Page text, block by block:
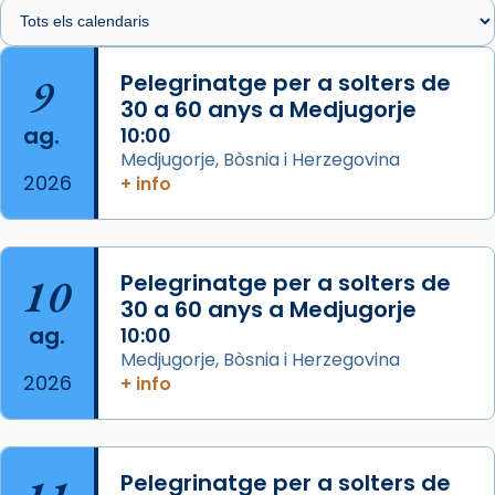
🔗
📸 J. Merino
Photo
View on Facebook ·
de Barcelona.
Aquest dilluns, 27 de juliol, ha tingut lloc la
missa d’acció de gràcies en agraïment al
comitè organitzador de la visita apostòlica
del Sant Pare Lleó XIV a Barcelona, i als
col·laboradors, a la Catedral de Barcelona.
L’arquebisbe de Barcelona, el cardenal Joan
Josep Omella, ha presidit la missa i l’ha
concelebrat el bisbe auxiliar de Barcelona,
9
ag.
2026
Pelegrinatge per a solters de
30 a 60 anys a Medjugorje
10:00
Medjugorje, Bòsnia i Herzegovina
+ info
10
ag.
2026
Pelegrinatge per a solters de
30 a 60 anys a Medjugorje
10:00
Medjugorje, Bòsnia i Herzegovina
+ info
Pelegrinatge per a solters de